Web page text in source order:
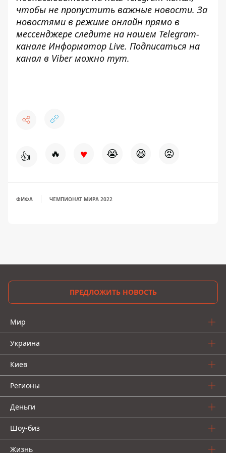
чтобы не пропустить важные новости. За
новостями в режиме онлайн прямо в
мессенджере следите на нашем Telegram-
канале Информатор Live. Подписаться на
канал в Viber можно тут.
👍 🔥 ♥ 😭 😆 😡
ФИФА ЧЕМПИОНАТ МИРА 2022
ПРЕДЛОЖИТЬ НОВОСТЬ
Мир
Украина
Киев
Регионы
Деньги
Шоу-биз
Жизнь